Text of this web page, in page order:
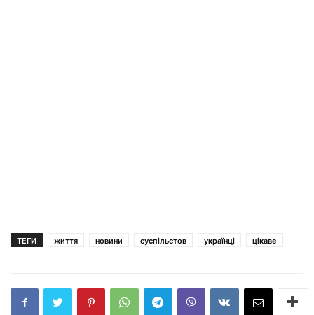
ТЕГИ життя новини суспільстов українці цікаве